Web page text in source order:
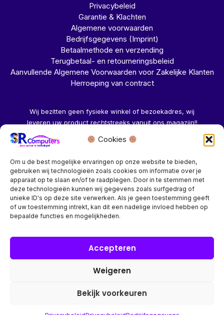
Cookies
Om u de best mogelijke ervaringen op onze website te bieden,
gebruiken wij technologieën zoals cookies om informatie over je
apparaat op te slaan en/of te raadplegen. Door in te stemmen met
deze technologieën kunnen wij gegevens zoals surfgedrag of
unieke ID's op deze site verwerken. Als je geen toestemming geeft
of uw toestemming intrekt, kan dit een nadelige invloed hebben op
bepaalde functies en mogelijkheden.
Accepteren
Weigeren
Bekijk voorkeuren
Privacybeleid
Garantie & Klachten
Algemene voorwaarden
Bedrijfsgegevens (Imprint)
Betaalmethode en verzending
Terugbetaal- en retourneringsbeleid
Aanvullende Algemene Voorwaarden voor Zakelijke Klanten
Herroeping van contract
Wij bezitten geen fysieke winkel of bezoekadres, wij
leveren uw product rechtstreeks vanuit ons magazijn!!
Herroeping aanvragen →
Bedrijf? vraag een account aan voor speciale prijzen!
groothandel account, dan worden automatisch alle prijzen